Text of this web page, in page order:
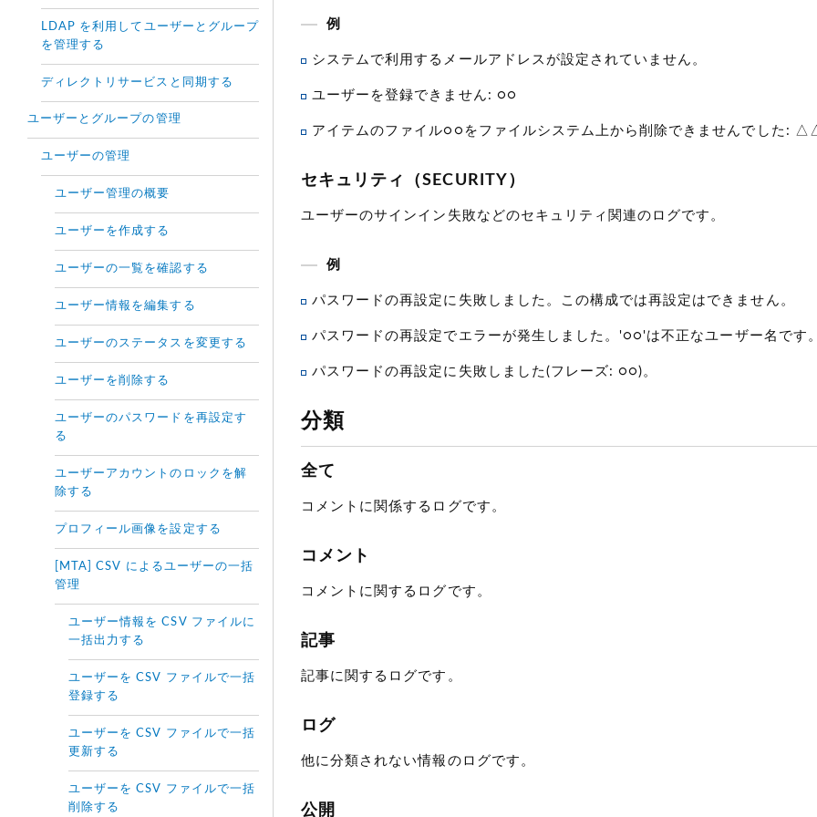
例
システムで利用するメールアドレスが設定されていません。
ユーザーを登録できません: ○○
アイテムのファイル○○をファイルシステム上から削除できませんでした:
セキュリティ（SECURITY）
ユーザーのサインイン失敗などのセキュリティ関連のログです。
例
パスワードの再設定に失敗しました。この構成では再設定はできません。
パスワードの再設定でエラーが発生しました。'○○'は不正なユーザー名です
パスワードの再設定に失敗しました(フレーズ: ○○)。
分類
全て
コメントに関係するログです。
コメント
コメントに関するログです。
記事
記事に関するログです。
ログ
他に分類されない情報のログです。
公開
LDAP を利用してユーザーとグループ
を管理する
ディレクトリサービスと同期する
ユーザーとグループの管理
ユーザーの管理
ユーザー管理の概要
ユーザーを作成する
ユーザーの一覧を確認する
ユーザー情報を編集する
ユーザーのステータスを変更する
ユーザーを削除する
ユーザーのパスワードを再設定す
る
ユーザーアカウントのロックを解
除する
プロフィール画像を設定する
[MTA] CSV によるユーザーの一括
管理
ユーザー情報を CSV ファイルに
一括出力する
ユーザーを CSV ファイルで一括
登録する
ユーザーを CSV ファイルで一括
更新する
ユーザーを CSV ファイルで一括
削除する